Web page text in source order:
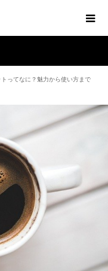
ってなに？魅力から使い方まで